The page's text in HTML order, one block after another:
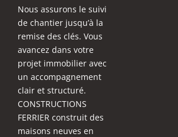
Nous assurons le suivi
de chantier jusqu’à la
remise des clés. Vous
avancez dans votre
projet immobilier avec
un accompagnement
clair et structuré.
CONSTRUCTIONS
FERRIER construit des
maisons neuves en